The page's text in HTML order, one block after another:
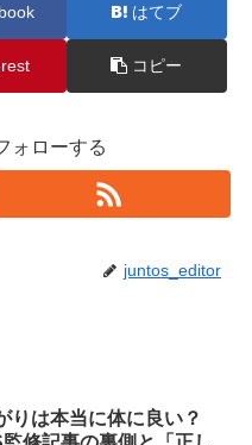
はてブ
コピー
ォローする
juntos_editor
りは本当に体に良い？